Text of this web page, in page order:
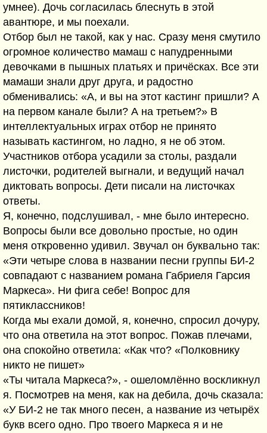
умнее). Дочь согласилась блеснуть в этой
авантюре, и мы поехали.
Отбор был не такой, как у нас. Сразу меня смутило
огромное количество мамаш с напудренными
девочками в пышных платьях и причёсках. Все эти
мамаши знали друг друга, и радостно
обменивались: «А, и вы на этот кастинг пришли? А
на первом канале были? А на третьем?» В
интеллектуальных играх отбор не принято
называть кастингом, но ладно, я не об этом.
Участников отбора усадили за столы, раздали
листочки, родителей выгнали, и ведущий начал
диктовать вопросы. Дети писали на листочках
ответы.
Я, конечно, подслушивал, - мне было интересно.
Вопросы были все довольно простые, но один
меня откровенно удивил. Звучал он буквально так:
«Эти четыре слова в названии песни группы БИ-2
совпадают с названием романа Габриеля Гарсия
Маркеса». Ни фига себе! Вопрос для
пятиклассников!
Когда мы ехали домой, я, конечно, спросил дочуру,
что она ответила на этот вопрос. Пожав плечами,
она спокойно ответила: «Как что? «Полковнику
никто не пишет»
«Ты читала Маркеса?», - ошеломлённо воскликнул
я. Посмотрев на меня, как на дебила, дочь сказала:
«У БИ-2 не так много песен, а название из четырёх
букв всего одно. Про твоего Маркеса я и не